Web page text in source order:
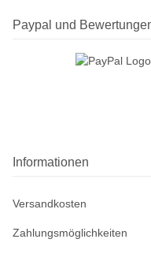
Paypal und
Informationen
Versandkosten
Zahlungsmöglichkeiten